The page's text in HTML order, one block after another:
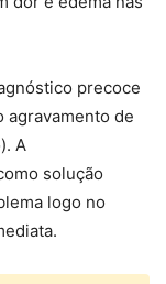
precoce
agravamento de
A
solução
logo no